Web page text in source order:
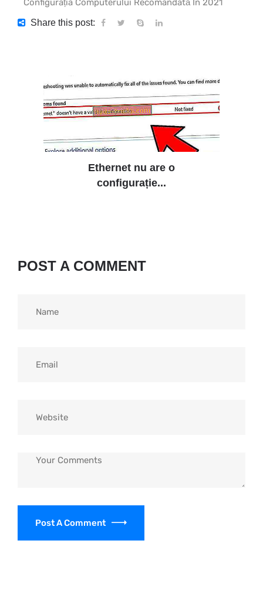
Configurația Computerului Recomandată În 2021
Share this post:
Ethernet nu are o
configurație...
POST A COMMENT
Post A Comment